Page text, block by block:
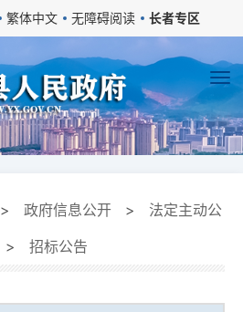
繁体中文 无障碍阅读 长者专区
> 政府信息公开 >
法定主动公
> 招标公告